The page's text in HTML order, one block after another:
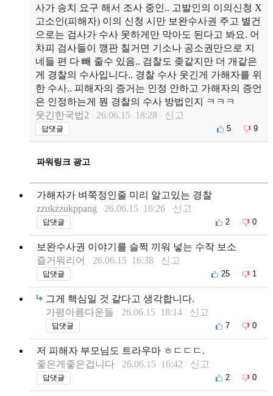
사가 송치 요구 해서 조사 중인.. 고발인의 이의신청 X
고소인(피해자) 이의 신청 시만 보완수사권 주고 별건
으로는 검사가 수사 못하게만 막아도 된다고 봐요. 어
차피 검사들이 깽판 칠거면 기소나 공소권만으로 지
네들 편 다 빼 줄수 있음.. 검찰도 좆같지만 더 개같은
게 경찰의 수사입니다.. 경찰 수사 웃긴게 가해자를 위
한 수사.. 피해자의 증거는 인정 안하고 가해자의 증언
은 인정하는게 뭔 경찰의 수사 방법인지 ㅋㅋㅋ
웃긴한국법2
26.06.15 18:28 신고
답댓글 5 9
파워링크 광고
가해자가 벼쭉정인줄 미리 알고있는 경찰
zzukzzukppang
26.06.15 16:26 신고
답댓글 2 0
보완수사권 이야기를 슬쩍 끼워 넣는 수작 보소
즐거워리어
26.06.15 16:38 신고
답댓글 25 1
그게 핵심일 것 같다고 생각합니다.
가평아름다운들
26.06.15 18:14 신고
답댓글 7 0
저 피해자 부모님도 트라우마 ㅎㄷㄷㄷ.
좋은게좋은겁니다
26.06.15 16:42 신고
답댓글 2 0